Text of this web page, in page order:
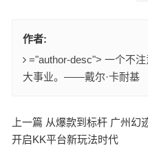
作者:
="author-desc"> 一个不
大事业。——戴尔·卡耐基
上一篇 从爆款到标杆 广州
开启KK平台新玩法时代